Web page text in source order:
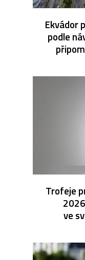
Ekvádor
podle
Trofeje
ve